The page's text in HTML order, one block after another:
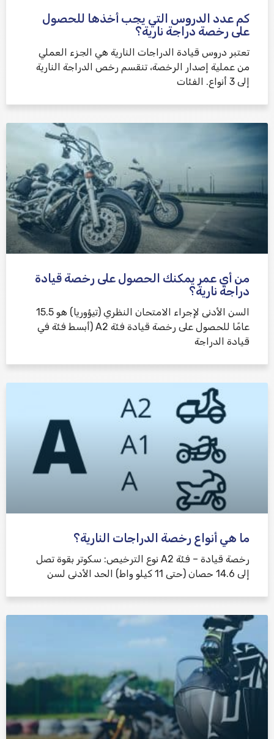
كم عدد الدروس التي يجب أخذها للحصول
على رخصة دراجة نارية؟
تعتبر دروس قيادة الدراجات النارية هي الجزء العملي
من عملية إصدار الرخصة، تنقسم رخص الدراجة النارية
إلى 3 أنواع. الفئات
من أي عمر يمكنك الحصول على رخصة قيادة
دراجة نارية؟
السن الأدنى لإجراء الامتحان النظري (تيؤوريا) هو 15.5
عامًا للحصول على رخصة قيادة فئة A2 (أبسط فئة في
قيادة الدراجة
ما هي أنواع رخصة الدراجات النارية؟
رخصة قيادة – فئة A2 نوع الترخيص: سكوتر بقوة تصل
إلى 14.6 حصان (حتى 11 كيلو واط) الحد الأدنى لسن